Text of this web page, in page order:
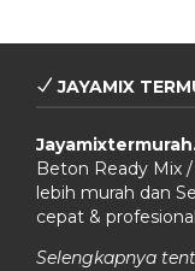
JAYAMIX
Beton Ready Mix
lebih murah dan
cepat &
Selengkapnya